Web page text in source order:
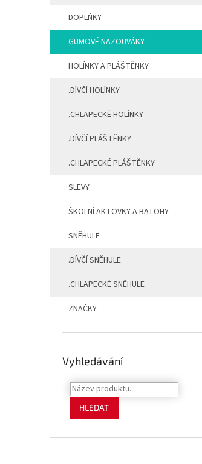
DOPLŇKY
GUMOVÉ NAZOUVÁKY
HOLÍNKY A PLÁŠTĚNKY
.DÍVČÍ HOLÍNKY
.CHLAPECKÉ HOLÍNKY
.DÍVČÍ PLÁŠTĚNKY
.CHLAPECKÉ PLÁŠTĚNKY
SLEVY
ŠKOLNÍ AKTOVKY A BATOHY
SNĚHULE
.DÍVČÍ SNĚHULE
.CHLAPECKÉ SNĚHULE
ZNAČKY
Vyhledávání
HLEDAT